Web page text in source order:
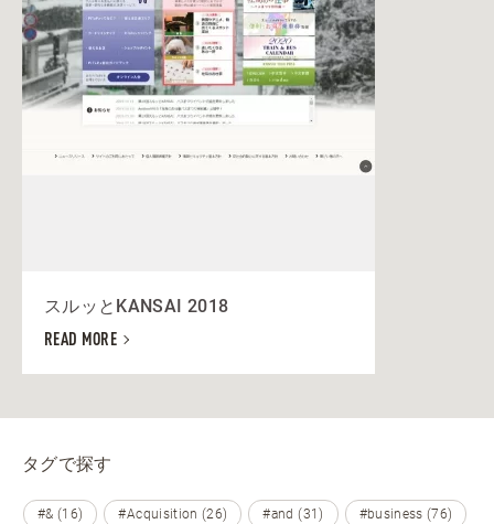
スルッとKANSAI 2018
READ MORE
タグで探す
#& (16) #Acquisition (26) #and (31) #business (76)